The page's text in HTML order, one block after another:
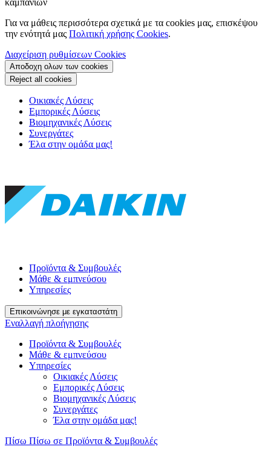
καμπανιών
Για να μάθεις περισσότερα σχετικά με τα cookies μας, επισκέψου
την ενότητά μας Πολιτική χρήσης Cookies.
Διαχείριση ρυθμίσεων Cookies
Αποδοχη ολων των cookies
Reject all cookies
Οικιακές Λύσεις
Εμπορικές Λύσεις
Βιομηχανικές Λύσεις
Συνεργάτες
Έλα στην ομάδα μας!
Προϊόντα & Συμβουλές
Μάθε & εμπνεύσου
Υπηρεσίες
Επικοινώνησε με εγκαταστάτη
Εναλλαγή πλοήγησης
Προϊόντα & Συμβουλές
Μάθε & εμπνεύσου
Υπηρεσίες
Οικιακές Λύσεις
Εμπορικές Λύσεις
Βιομηχανικές Λύσεις
Συνεργάτες
Έλα στην ομάδα μας!
Πίσω Πίσω σε Προϊόντα & Συμβουλές